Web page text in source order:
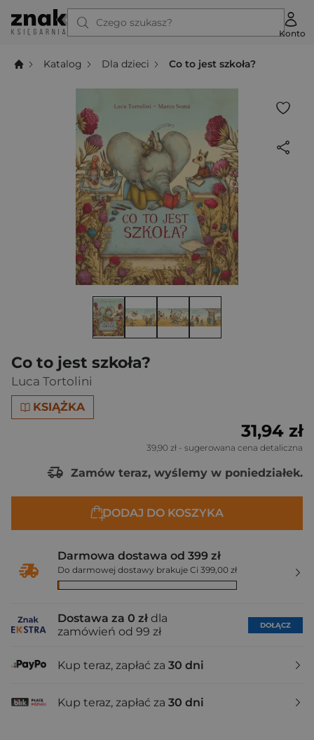
Czego szukasz?
Konto
Katalog Dla dzieci Co to jest szkoła?
Co to jest szkoła?
Luca Tortolini
KSIĄŻKA
31,94 zł
39,90 zł - sugerowana cena detaliczna
Zamów teraz, wyślemy w poniedziałek.
DODAJ DO KOSZYKA
Darmowa dostawa od 399 zł
Do darmowej dostawy brakuje Ci 399,00 zł
Dostawa za 0 zł dla
zamówień od 99 zł
DOŁĄCZ
Kup teraz, zapłać za 30 dni
Kup teraz, zapłać za 30 dni